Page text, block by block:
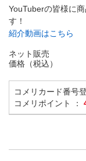
YouTuberの皆様に
す！
紹介動画はこちら
ネット販売
価格（税込）
コメリカード番号
コメリポイント ：